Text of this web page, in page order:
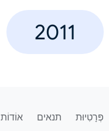
2011
פְּרָטִיוּת תנאים אוֹדוֹת